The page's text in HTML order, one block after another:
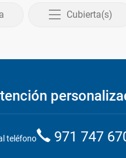
Cubierta(s)
teléfono 971 747